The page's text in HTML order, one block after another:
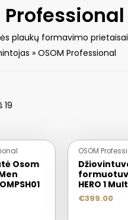
Professional
plaukų formavimo prietaisai
» OSOM Professional
19
Osom
OSOM
HERO 1
€399.00